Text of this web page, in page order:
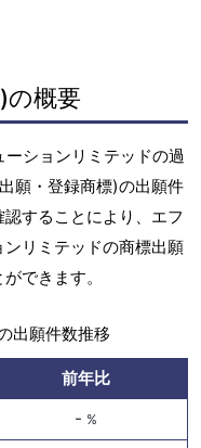
の概要
ションリミテッドの過
願・登録商標)の出願件
することにより、エフ
リミテッドの商標出願
できます。
出願件数推移
前年比
- %